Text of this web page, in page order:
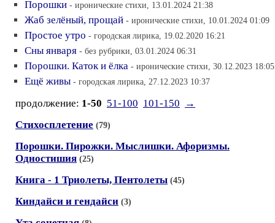
Порошки - иронические стихи, 13.01.2024 21:38
Жаб зелёный, прощай - иронические стихи, 10.01.2024 01:09
Простое утро - городская лирика, 19.02.2020 16:21
Сны января - без рубрики, 03.01.2024 06:31
Порошки. Каток и ёлка - иронические стихи, 30.12.2023 18:05
Ещё живы - городская лирика, 27.12.2023 10:37
продолжение: 1-50 51-100 101-150
→
Стихосплетение (79)
Порошки. Пирожки. Мыслишки. Афоризмы.
Одностишия (25)
Книга - 1 Триолеты, Пентолеты (45)
Киндайси и гендайси (3)